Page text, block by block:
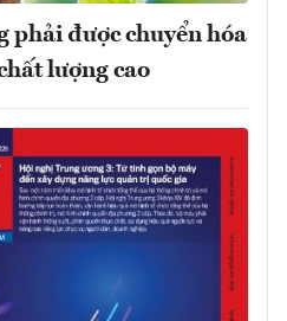
phải được chuyển hóa
lượng cao